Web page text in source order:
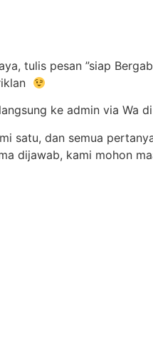
tulis pesan ”siap
ke admin via Wa
satu, dan semua
dijawab, kami mohon